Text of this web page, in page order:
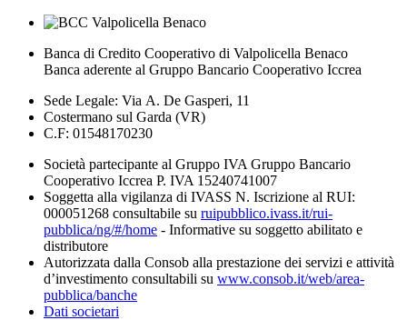
Banca di Credito Cooperativo di Valpolicella Benaco
Banca aderente al Gruppo Bancario Cooperativo Iccrea
Sede Legale: Via A. De Gasperi, 11
Costermano sul Garda (VR)
C.F: 01548170230
Società partecipante al Gruppo IVA Gruppo Bancario
Cooperativo Iccrea P. IVA 15240741007
Soggetta alla vigilanza di IVASS N. Iscrizione al RUI:
000051268 consultabile su ruipubblico.ivass.it/rui-
pubblica/ng/#/home - Informative su soggetto abilitato e
distributore
Autorizzata dalla Consob alla prestazione dei servizi e attività
d’investimento consultabili su www.consob.it/web/area-
pubblica/banche
Dati societari